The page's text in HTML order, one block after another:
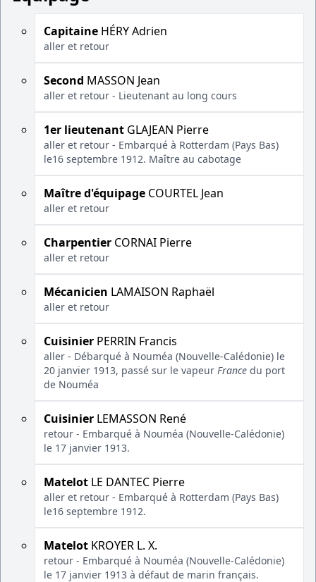
Capitaine HÉRY Adrien
aller et retour
Second MASSON Jean
aller et retour - Lieutenant au long cours
1er lieutenant GLAJEAN Pierre
aller et retour - Embarqué à Rotterdam (Pays Bas)
le16 septembre 1912. Maître au cabotage
Maître d'équipage COURTEL Jean
aller et retour
Charpentier CORNAI Pierre
aller et retour
Mécanicien LAMAISON Raphaël
aller et retour
Cuisinier PERRIN Francis
aller - Débarqué à Nouméa (Nouvelle-Calédonie) le
20 janvier 1913, passé sur le vapeur France du port
de Nouméa
Cuisinier LEMASSON René
retour - Embarqué à Nouméa (Nouvelle-Calédonie)
le 17 janvier 1913.
Matelot LE DANTEC Pierre
aller et retour - Embarqué à Rotterdam (Pays Bas)
le16 septembre 1912.
Matelot KROYER L. X.
retour - Embarqué à Nouméa (Nouvelle-Calédonie)
le 17 janvier 1913 à défaut de marin français.